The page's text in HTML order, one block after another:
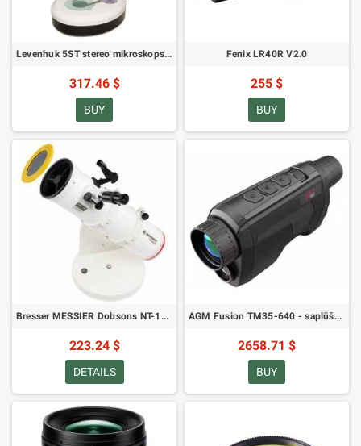
Levenhuk 5ST stereo mikroskops (SKU: 35321)
317.46 $
BUY
Fenix LR40R V2.0
255 $
BUY
Bresser MESSIER Dobsons NT-130 130/650 teleskops ar Mēness un Saules filtriem
223.24 $
DETAILS
AGM Fusion TM35-640 - saplūšanas attēlveidošanas monokulārs
2658.71 $
BUY